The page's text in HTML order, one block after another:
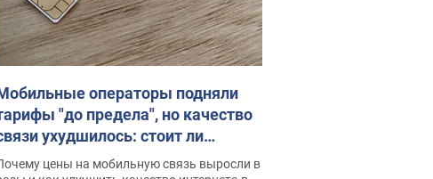
операторы подняли
"до предела", но качество
ухудшилось: стоит ли
на цены
цены на мобильную связь выросли в